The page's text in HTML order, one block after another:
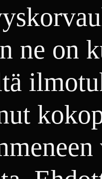
ne on